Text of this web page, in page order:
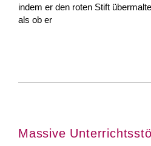
indem er den roten Stift
als ob er
Massive